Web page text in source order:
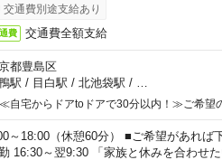
交通費別途支給あり
費 交通費全額支給
都豊島区
駅 / 目白駅 / 北池袋駅 /
≪自宅からドアtoドアで30分以内！≫ご希望
～18:00（休憩60分） ■ご希望があれば
16:30～翌9:30 「家族と休みを合わせ